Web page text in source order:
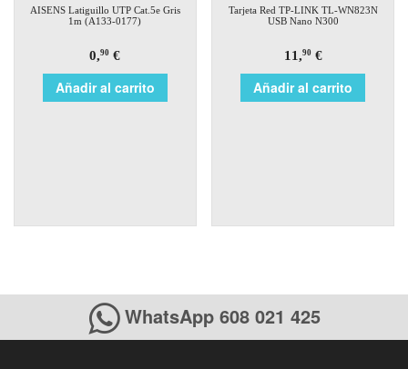
AISENS Latiguillo UTP Cat.5e Gris
1m (A133-0177)
0,90 €
Añadir al carrito
Tarjeta Red TP-LINK TL-WN823N
USB Nano N300
11,90€
Añadir al carrito
WhatsApp 608 021 425